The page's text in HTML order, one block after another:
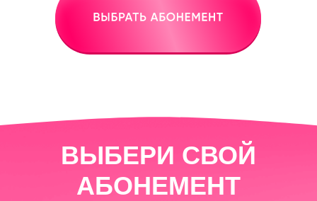
ВЫБЕРИ СВОЙ
АБОНЕМЕНТ